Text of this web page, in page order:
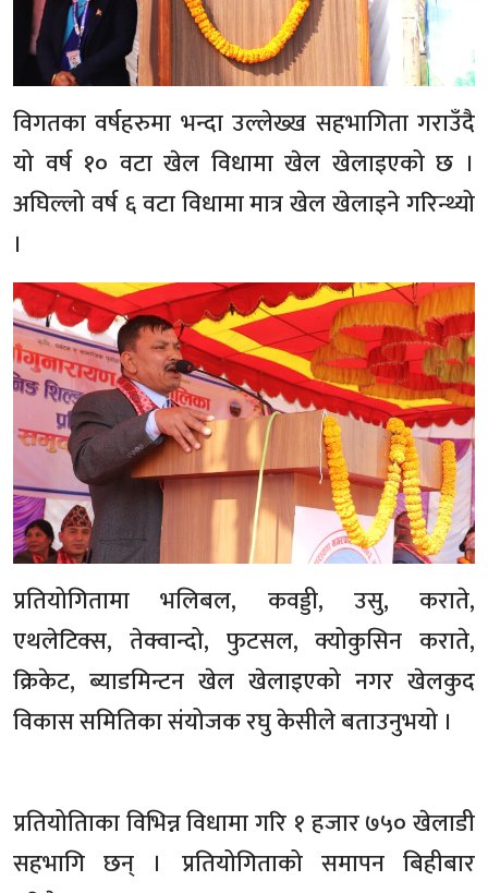
विगतका वर्षहरुमा भन्दा उल्लेख्ख सहभागिता गराउँदै
यो वर्ष १० वटा खेल विधामा खेल खेलाइएको छ ।
अघिल्लो वर्ष ६ वटा विधामा मात्र खेल खेलाइने गरिन्थ्यो
।
प्रतियोगितामा भलिबल, कवड्डी, उसु, कराते,
एथलेटिक्स, तेक्वान्दो, फुटसल, क्योकुसिन कराते,
क्रिकेट, ब्याडमिन्टन खेल खेलाइएको नगर खेलकुद
विकास समितिका संयोजक रघु केसीले बताउनुभयो ।
प्रतियोतिाका विभिन्न विधामा गरि १ हजार ७५० खेलाडी
सहभागि छन् । प्रतियोगिताको समापन बिहीबार